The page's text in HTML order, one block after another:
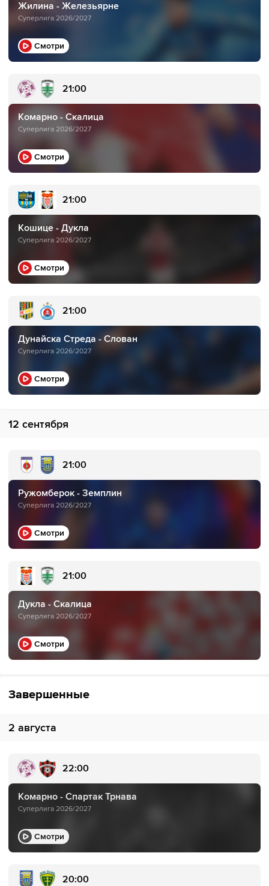
Жилина - Железьярне
Суперлига 2026/2027
Смотри
21:00
Комарно - Скалица
Суперлига 2026/2027
Смотри
21:00
Кошице - Дукла
Суперлига 2026/2027
Смотри
21:00
Дунайска Стреда - Слован
Суперлига 2026/2027
Смотри
12 сентября
21:00
Ружомберок - Земплин
Суперлига 2026/2027
Смотри
21:00
Дукла - Скалица
Суперлига 2026/2027
Смотри
Завершенные
2 августа
22:00
Комарно - Спартак Трнава
Суперлига 2026/2027
Смотри
20:00